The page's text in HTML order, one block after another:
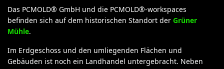
Das PCMOLD® GmbH und die PCMOLD®-workspaces
befinden sich auf dem historischen Standort der Grüner
Mühle.
Im Erdgeschoss und den umliegenden Flächen und
Gebäuden ist noch ein Landhandel untergebracht. Neben